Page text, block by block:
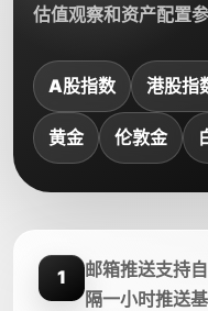
估值观察和资产配置参
A股指数 港股指
黄金 伦敦金
1
邮箱推送支持
隔一小时推送